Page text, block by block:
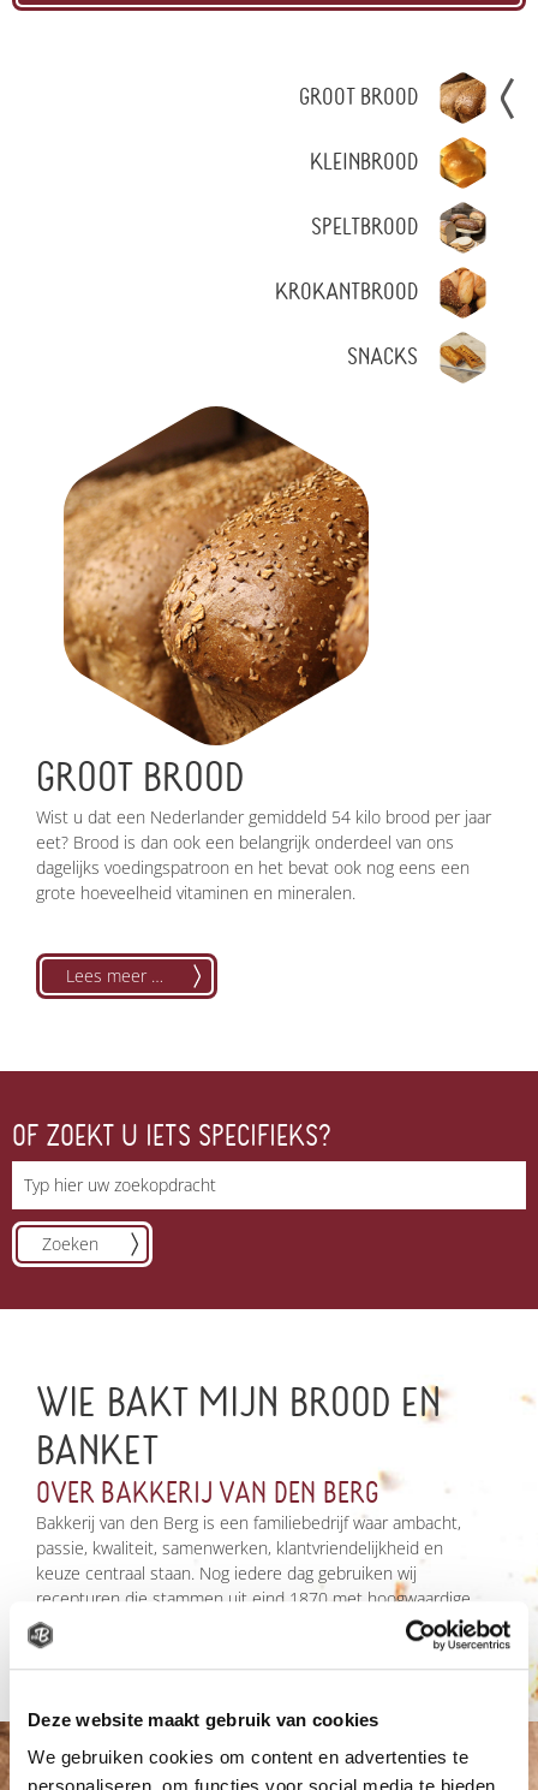
Deze website maakt gebruik van cookies
We gebruiken cookies om content en advertenties te
GROOT BROOD
KLEINBROOD
SPELTBROOD
KROKANTBROOD
SNACKS
GROOT BROOD
Wist u dat een Nederlander gemiddeld 54 kilo brood per jaar
eet? Brood is dan ook een belangrijk onderdeel van ons
dagelijks voedingspatroon en het bevat ook nog eens een
grote hoeveelheid vitaminen en mineralen.
Lees meer …
OF ZOEKT U IETS SPECIFIEKS?
Zoeken
WIE BAKT MIJN BROOD EN
BANKET
OVER BAKKERIJ VAN DEN BERG
Bakkerij van den Berg is een familiebedrijf waar ambacht,
passie, kwaliteit, samenwerken, klantvriendelijkheid en
keuze centraal staan. Nog iedere dag gebruiken wij
recepturen die stammen uit eind 1870 met hoogwaardige
ingrediënten. Alle producten worden op ambachtelijke wijze
gemaakt én dat proeft u terug in onze heerlijke producten.